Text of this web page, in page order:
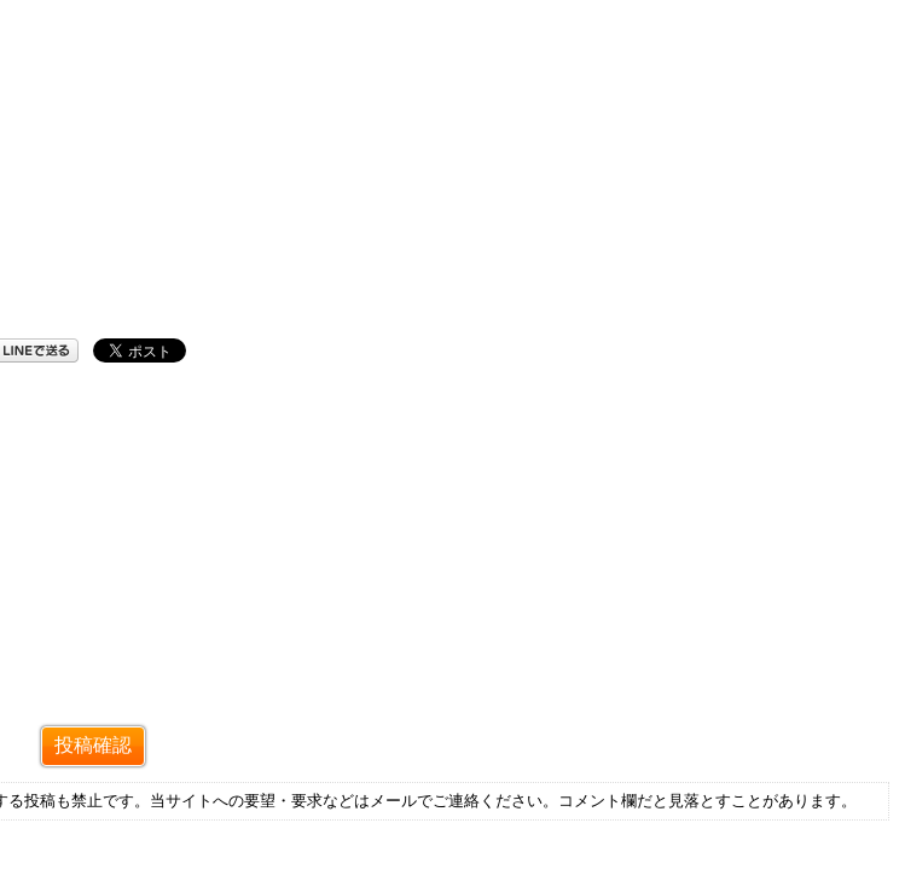
投稿も禁止です。当サイトへの要望・要求などはメールでご連絡ください。コメント欄だと見落とすことがあります。